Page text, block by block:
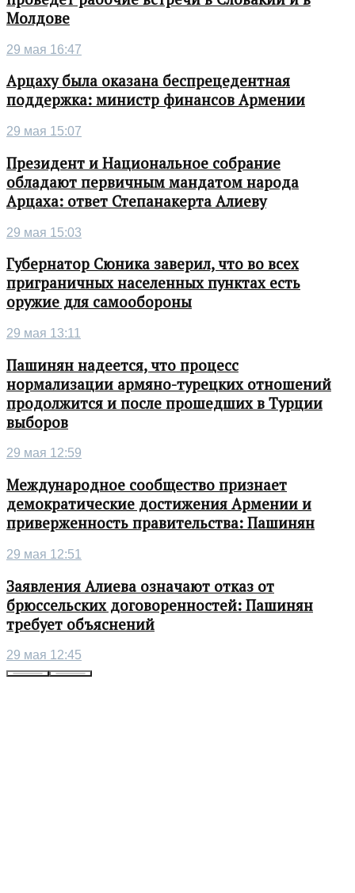
Молдове
29 мая 16:47
Арцаху была оказана беспрецедентная
поддержка: министр финансов Армении
29 мая 15:07
Президент и Национальное собрание
обладают первичным мандатом народа
Арцаха: ответ Степанакерта Алиеву
29 мая 15:03
Губернатор Сюника заверил, что во всех
приграничных населенных пунктах есть
оружие для самообороны
29 мая 13:11
Пашинян надеется, что процесс
нормализации армяно-турецких отношений
продолжится и после прошедших в Турции
выборов
29 мая 12:59
Международное сообщество признает
демократические достижения Армении и
приверженность правительства: Пашинян
29 мая 12:51
Заявления Алиева означают отказ от
брюссельских договоренностей: Пашинян
требует объяснений
29 мая 12:45